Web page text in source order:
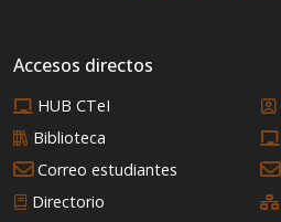
Accesos directos
HUB CTeI
Biblioteca
Correo estudiantes
Directorio